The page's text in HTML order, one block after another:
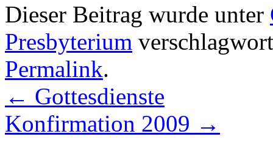
Dieser Beitrag wurde unter
Presbyterium
Permalink.
← Gottesdienste
Konfirmation 2009 →